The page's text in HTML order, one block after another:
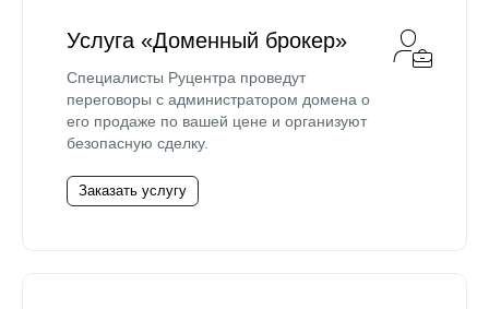
Услуга «Доменный брокер»
Специалисты Руцентра проведут
переговоры с администратором домена о
его продаже по вашей цене и организуют
безопасную сделку.
Заказать услугу